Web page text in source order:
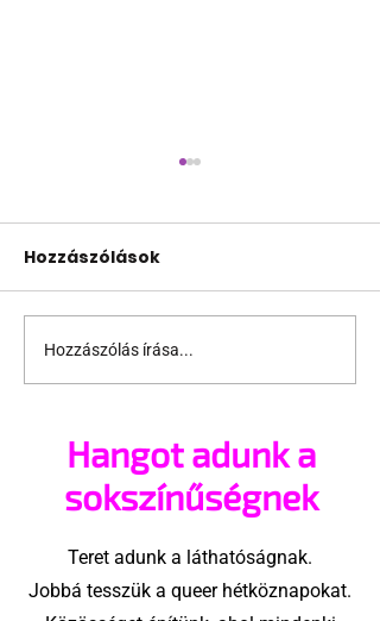
Jonathan Bailey új
szerepben tér vissza
Hozzászólások
Hozzászólás írása...
Hangot adunk a
sokszínűségnek
Teret adunk a láthatóságnak.
Jobbá tesszük a queer hétköznapokat.